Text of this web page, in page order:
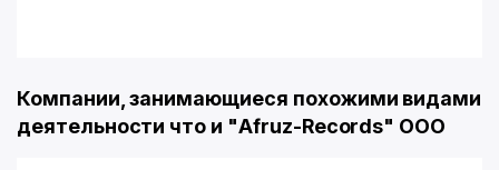
Компании, занимающиеся похожими видами
деятельности что и "Afruz-Records" ООО